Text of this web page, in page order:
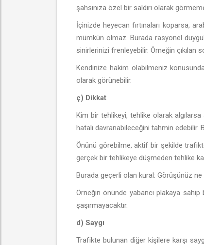
şahsınıza özel bir saldırı olarak
İçinizde heyecan fırtınaları koparsa,
mümkün olmaz. Burada rasyonel
sinirlerinizi frenleyebilir. Örneğin çıkılan
Kendinize hakim olabilmeniz
olarak görünebilir.
ç) Dikkat
Kim bir tehlikeyi, tehlike olarak
hatalı davranabileceğini tahmin edebilir.
Önünü görebilme, aktif bir şekilde
gerçek bir tehlikeye düşmeden tehlike
Burada geçerli olan kural: Görüşünüz ne
Örneğin önünde yabancı plakaya
şaşırmayacaktır.
d) Saygı
Trafikte bulunan diğer kişilere karşı